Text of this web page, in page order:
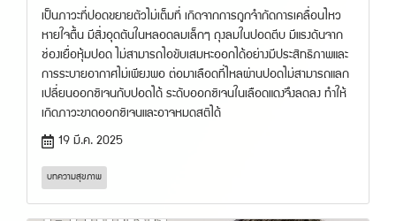
เป็นภาวะที่ปอดขยายตัวไม่เต็มที่ เกิดจากการถูกจำกัดการเคลื่อนไหว
หายใจตื้น มีสิ่งอุดตันในหลอดลมเล็กๆ ถุงลมในปอดตีบ มีแรงดันจาก
ช่องเยื่อหุ้มปอด ไม่สามารถไอขับเสมหะออกได้อย่างมีประสิทธิภาพและ
การระบายอากาศไม่เพียงพอ ต่อมาเลือดที่ไหลผ่านปอดไม่สามารถแลก
เปลี่ยนออกซิเจนกับปอดได้ ระดับออกซิเจนในเลือดแดงจึงลดลง ทำให้
เกิดภาวะขาดออกซิเจนและอาจหมดสติได้
19 มี.ค. 2025
บทความสุขภาพ